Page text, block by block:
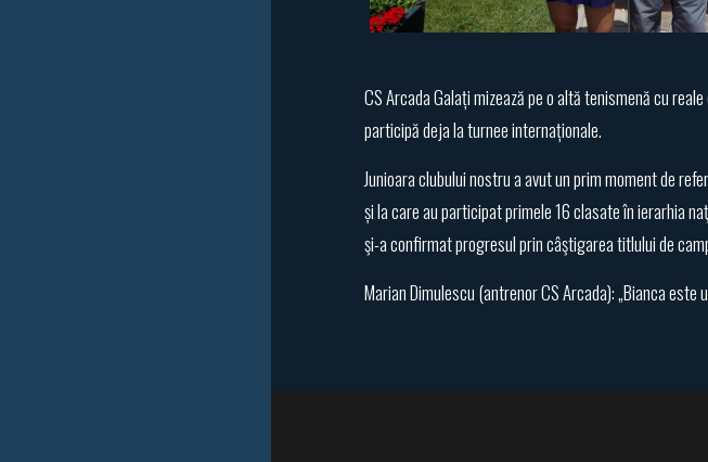
CS Arcada Galați mizează pe o altă tenismenă cu
participă deja la turnee internaționale.
Junioara clubului nostru a avut un prim moment de
și la care au participat primele 16 clasate în ierarhia
şi-a confirmat progresul prin câştigarea titlului de
Marian Dimulescu (antrenor CS Arcada): „Bianca